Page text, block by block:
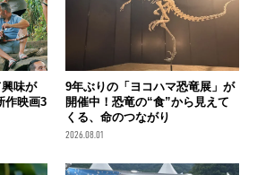
味が
作映画3
9年ぶりの「ヨコハマ恐竜展」が
開催中！恐竜の“食”から見えて
くる、命のつながり
2026.08.01